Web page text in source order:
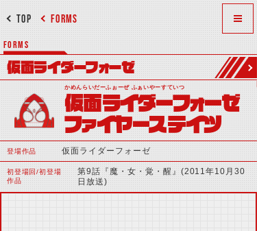
FORMS
TOP
FORMS
仮面ライダーフォーゼ
かめんらいだーふぉーぜ ふぁいやーすていつ
仮面ライダーフォーゼ
ファイヤーステイツ
登場作品 仮面ライダーフォーゼ
初登場回/初登場
作品
第9話『魔・女・覚・醒』(2011年10月30
日放送)